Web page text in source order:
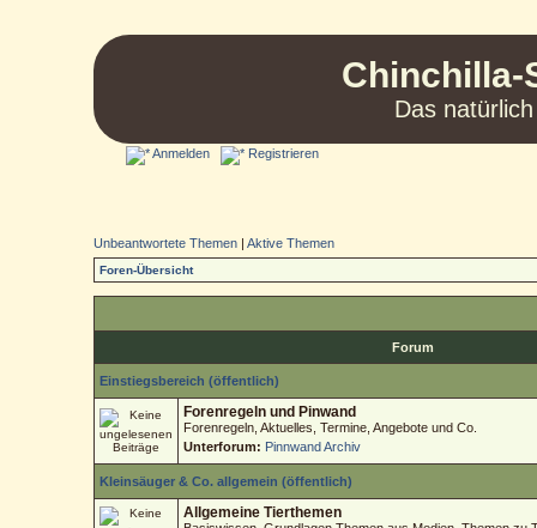
Chinchilla-
Das
Anmelden Registrieren
Unbeantwortete Themen |Aktive Themen
Foren-Übersicht
Forum
Einstiegsbereich (öffentlich)
Forenregeln und Pinwand
Forenregeln, Aktuelles, Termine, Angebote und Co.
Unterforum: Pinnwand Archiv
Kleinsäuger & Co. allgemein (öffentlich)
Allgemeine Tierthemen